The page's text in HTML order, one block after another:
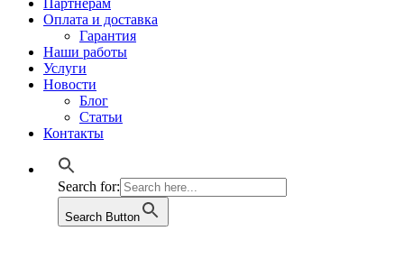
Партнёрам
Оплата и доставка
Гарантия
Наши работы
Услуги
Новости
Блог
Статьи
Контакты
Search for:
Search Button